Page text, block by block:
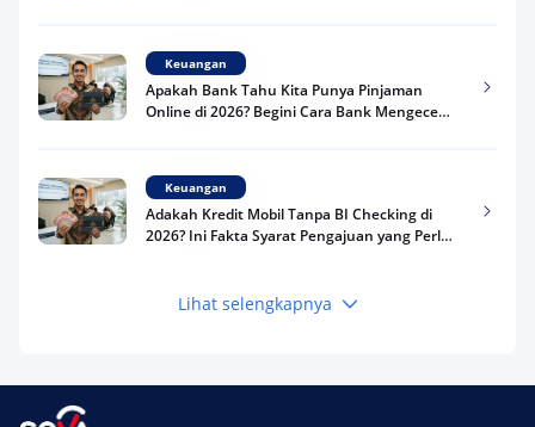
Keuangan
Apakah Bank Tahu Kita Punya Pinjaman
Online di 2026? Begini Cara Bank Mengecek
Keuangan
Adakah Kredit Mobil Tanpa BI Checking di
2026? Ini Fakta Syarat Pengajuan yang Perlu
Keuangan
Terpercaya
Lihat selengkapnya